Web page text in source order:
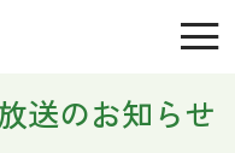
送のお知らせ